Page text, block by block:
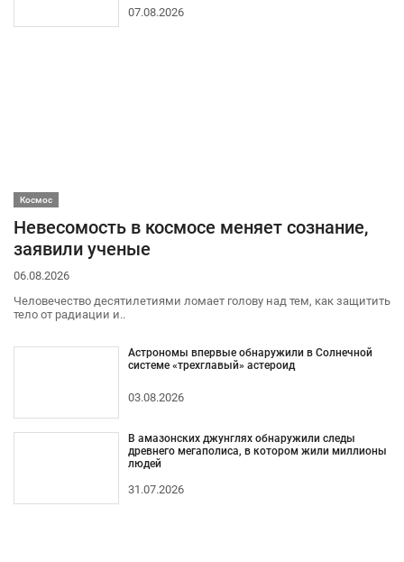
07.08.2026
Космос
Невесомость в космосе меняет сознание,
заявили ученые
06.08.2026
Человечество десятилетиями ломает голову над тем, как защитить
тело от радиации и..
Астрономы впервые обнаружили в Солнечной
системе «трехглавый» астероид
03.08.2026
В амазонских джунглях обнаружили следы
древнего мегаполиса, в котором жили миллионы
людей
31.07.2026